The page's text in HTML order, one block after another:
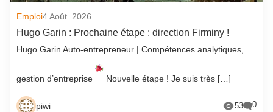
Emploi4 Août. 2026
Hugo Garin : Prochaine étape : direction Firminy !
Hugo Garin Auto-entrepreneur | Compétences analytiques,
gestion d’entreprise Nouvelle étape ! Je suis très […]
piwi 53 0